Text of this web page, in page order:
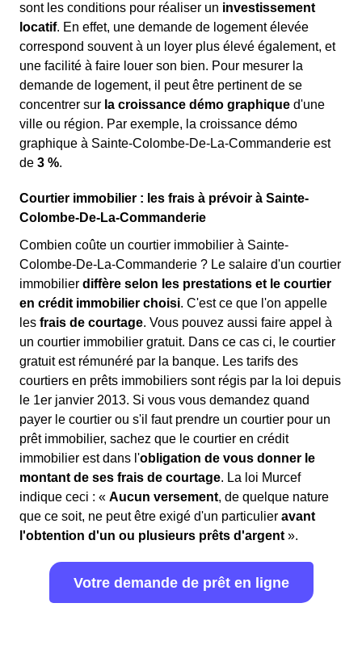
sont les conditions pour réaliser un investissement
locatif. En effet, une demande de logement élevée
correspond souvent à un loyer plus élevé également, et
une facilité à faire louer son bien. Pour mesurer la
demande de logement, il peut être pertinent de se
concentrer sur la croissance démo graphique d'une
ville ou région. Par exemple, la croissance démo
graphique à Sainte-Colombe-De-La-Commanderie est
de 3 %.
Courtier immobilier : les frais à prévoir à Sainte-
Colombe-De-La-Commanderie
Combien coûte un courtier immobilier à Sainte-
Colombe-De-La-Commanderie ? Le salaire d'un courtier
immobilier diffère selon les prestations et le courtier
en crédit immobilier choisi. C'est ce que l'on appelle
les frais de courtage. Vous pouvez aussi faire appel à
un courtier immobilier gratuit. Dans ce cas ci, le courtier
gratuit est rémunéré par la banque. Les tarifs des
courtiers en prêts immobiliers sont régis par la loi depuis
le 1er janvier 2013. Si vous vous demandez quand
payer le courtier ou s'il faut prendre un courtier pour un
prêt immobilier, sachez que le courtier en crédit
immobilier est dans l'obligation de vous donner le
montant de ses frais de courtage. La loi Murcef
indique ceci : « Aucun versement, de quelque nature
que ce soit, ne peut être exigé d'un particulier avant
l'obtention d'un ou plusieurs prêts d'argent ».
Votre demande de prêt en ligne